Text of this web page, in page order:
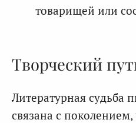
товарищей или
Творческий
Литературная судьба
связана с